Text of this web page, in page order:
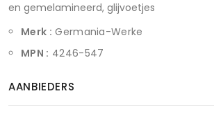
en gemelamineerd, glijvoetjes
Merk : Germania-Werke
MPN : 4246-547
AANBIEDERS